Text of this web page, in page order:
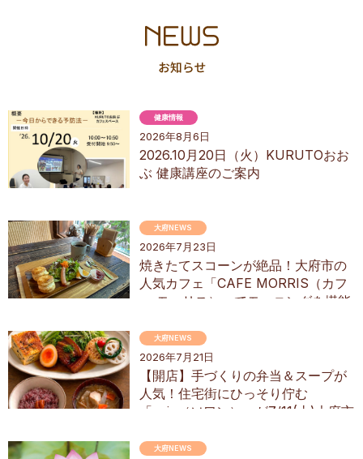
2026年8月6日
2026.10月20日（火）KURUTOおお
ぶ 健康講座のご案内
健康情報
2026年7月23日
焼きたてスコーンが絶品！大府市の
人気カフェ「CAFE MORRIS（カフ
ェ モーリス）」でモーニングを堪能
大府NEWS
2026年7月21日
【開店】手づくりの弁当＆スープが
人気！住宅街にひっそり佇む
「soin（ソワン）」が7/11(土)大府市
大府NEWS
大府NEWS